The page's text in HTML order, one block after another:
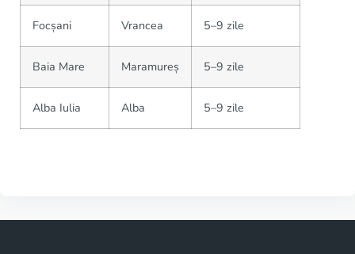
Focșani Vrancea 5–9 zile
Baia Mare Maramureș 5–9 zile
Alba Iulia Alba 5–9 zile